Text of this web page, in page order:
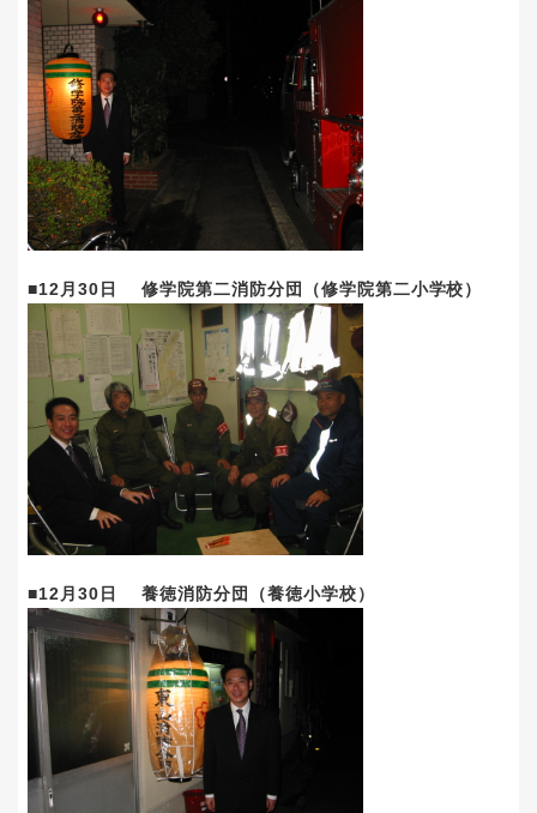
■12月30日 修学院第二消防分団（修学院第二小学校）
■12月30日 養徳消防分団（養徳小学校）